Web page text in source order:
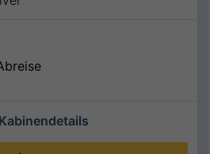
Kabinendetails